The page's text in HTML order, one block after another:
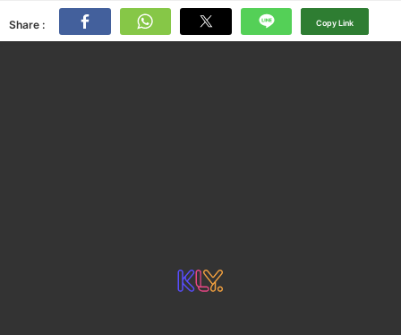
Share : Copy Link